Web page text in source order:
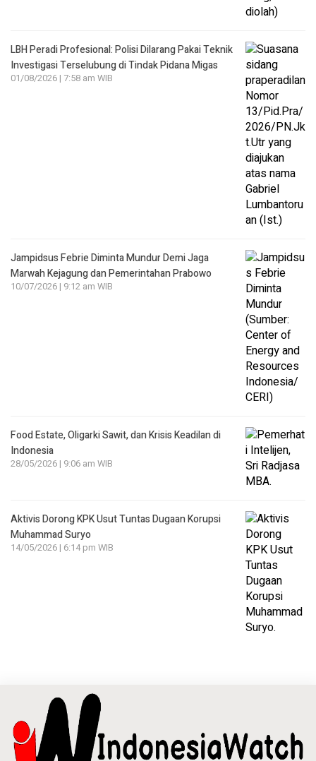
LBH Peradi Profesional: Polisi Dilarang Pakai Teknik
Investigasi Terselubung di Tindak Pidana Migas
01/08/2026 | 7:58 am WIB
Jampidsus Febrie Diminta Mundur Demi Jaga
Marwah Kejagung dan Pemerintahan Prabowo
10/07/2026 | 9:12 am WIB
Food Estate, Oligarki Sawit, dan Krisis Keadilan di
Indonesia
28/05/2026 | 9:06 am WIB
Aktivis Dorong KPK Usut Tuntas Dugaan Korupsi
Muhammad Suryo
14/05/2026 | 6:14 pm WIB